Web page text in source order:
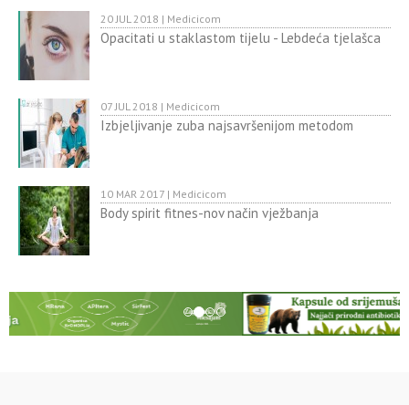
20 JUL 2018 | Medicicom
Opacitati u staklastom tijelu - Lebdeća tjelašca
07 JUL 2018 | Medicicom
Izbjeljivanje zuba najsavršenijom metodom
10 MAR 2017 | Medicicom
Body spirit fitnes-nov način vježbanja